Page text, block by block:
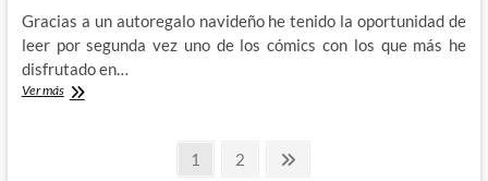
abanderado
Gracias a un autoregalo navideño he tenido la oportunidad de
leer por segunda vez uno de los cómics con los que más he
disfrutado en…
Ver másThe
Página
1 Página
2